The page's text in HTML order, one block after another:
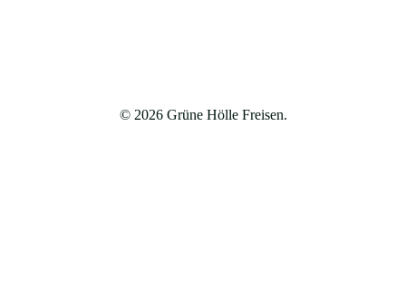
© 2026 Grüne Hölle Freisen.